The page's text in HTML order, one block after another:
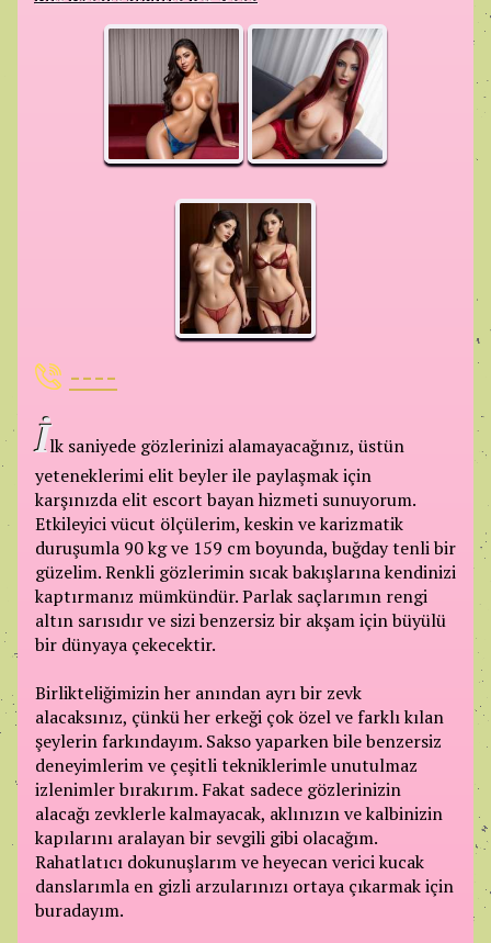
----
İlk saniyede gözlerinizi alamayacağınız, üstün
yeteneklerimi elit beyler ile paylaşmak için
karşınızda elit escort bayan hizmeti sunuyorum.
Etkileyici vücut ölçülerim, keskin ve karizmatik
duruşumla 90 kg ve 159 cm boyunda, buğday tenli bir
güzelim. Renkli gözlerimin sıcak bakışlarına kendinizi
kaptırmanız mümkündür. Parlak saçlarımın rengi
altın sarısıdır ve sizi benzersiz bir akşam için büyülü
bir dünyaya çekecektir.
Birlikteliğimizin her anından ayrı bir zevk
alacaksınız, çünkü her erkeği çok özel ve farklı kılan
şeylerin farkındayım. Sakso yaparken bile benzersiz
deneyimlerim ve çeşitli tekniklerimle unutulmaz
izlenimler bırakırım. Fakat sadece gözlerinizin
alacağı zevklerle kalmayacak, aklınızın ve kalbinizin
kapılarını aralayan bir sevgili gibi olacağım.
Rahatlatıcı dokunuşlarım ve heyecan verici kucak
danslarımla en gizli arzularınızı ortaya çıkarmak için
buradayım.